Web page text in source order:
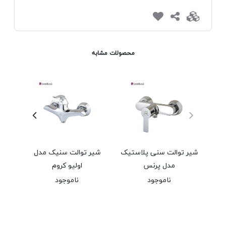
محصولات مشابه
شیر توالت سنی پلاستیک
مدل پرنس
ناموجود
شیر توالت سنیک مدل
اولیو کروم
ناموجود